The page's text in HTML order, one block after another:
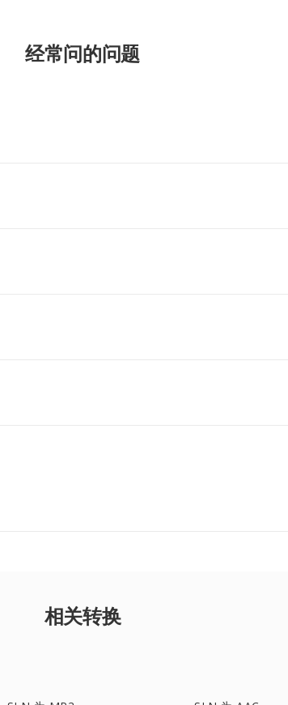
经常问的问题
相关转换